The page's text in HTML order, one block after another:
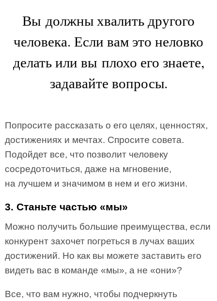
Вы должны хвалить другого
человека. Если вам это неловко
делать или вы плохо его знаете,
задавайте вопросы.
Попросите рассказать о его целях, ценностях,
достижениях и мечтах. Спросите совета.
Подойдет все, что позволит человеку
сосредоточиться, даже на мгновение,
на лучшем и значимом в нем и его жизни.
3. Станьте частью «мы»
Можно получить большие преимущества, если
конкурент захочет погреться в лучах ваших
достижений. Но как вы можете заставить его
видеть вас в команде «мы», а не «они»?
Все, что вам нужно, чтобы подчеркнуть